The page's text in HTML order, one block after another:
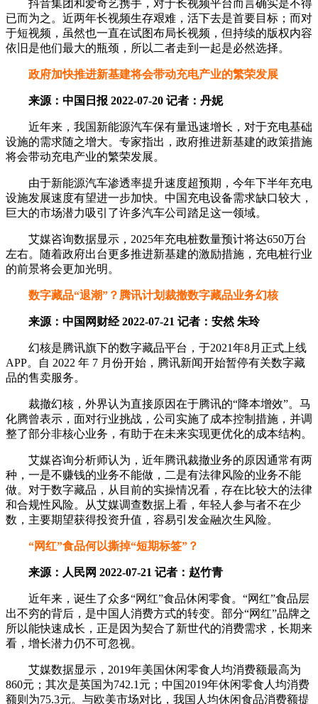
抖音集团和爱奇艺携手，对于长视频平台而言确实是不得
已而为之。近两年长视频生存艰难，活下去是首要目标；而对
于短视频，虽然也一直在试图布局长视频，但持续的版权内容
依旧是他们最大的瓶颈，所以二者走到一起是必然选择。
政府加快推进新基建将会带动充电产业的繁荣发展
来源：中国日报 2022-07-20 记者：丹妮
近年来，我国新能源汽车保有量迅速增长，对于充电基础
设施的需求随之增大。专家指出，政府推进新基建的政策措施
将会带动充电产业的繁荣发展。
由于新能源汽车渗透率提升速度超预期，今年下半年充电
设施发展速度有望进一步加快。中国充电设备需求缺口较大，
巨大的市场潜力吸引了许多汽车公司踏足这一领域。
艾媒咨询数据显示，2025年充电桩数量预计将达650万台
左右。随着政府出台更多推进新基建的激励措施，充电桩行业
的前景将会更加光明。
数字藏品“退潮”？腾讯计划裁撤数字藏品业务幻核
来源：中国网财经 2022-07-21 记者：安然 朱玲
幻核是腾讯旗下的数字藏品平台，于2021年8月正式上线
APP。自 2022 年 7 月份开始，腾讯新闻开始暂停有关数字藏
品的售卖服务。
裁撤幻核，外界认为直接原因在于腾讯的“降本增效”。马
化腾曾表示，面对行业挑战，公司实施了成本控制措施，并调
整了部分非核心业务，有助于在未来实现更优化的成本结构。
艾媒咨询分析师认为，近年腾讯裁撤业务的原因通常有两
种，一是不赚钱的业务不能做，二是有法律风险的业务不能
做。对于数字藏品，从目前的实操情况看，存在比较大的法律
和合规性风险。从艾媒调查数据上看，年轻人参与者不在少
数，主要期望获得投资升值，容易引发金融次生风险。
“网红”食品何以撕掉“短期标签”？
来源：人民网 2022-07-21 记者：赵竹青
近年来，诞生了众多“网红”食品休闲零食。“网红”食品层
出不穷的背后，是中国人消费方式的转变。部分“网红”品牌之
所以能快速成长，正是因为契合了新世代的消费需求，长期来
看，增长潜力仍不可忽视。
艾媒数据显示，2019年美国休闲零食人均消费额最高为
860元；其次是英国为742.1元；中国2019年休闲零食人均消费
额则为75.3元。与欧美市场对比，我国人均休闲食品消费额提